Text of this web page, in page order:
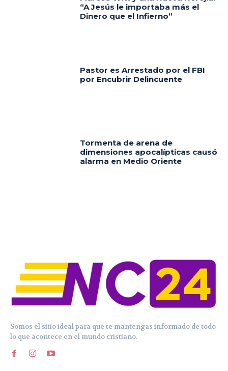
“A Jesús le importaba más el
Dinero que el Infierno”
Pastor es Arrestado por el FBI
por Encubrir Delincuente
Tormenta de arena de
dimensiones apocalípticas causó
alarma en Medio Oriente
Somos el sitio ideal para que te mantengas informado de todo
lo que acontece en el mundo cristiano.